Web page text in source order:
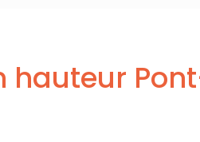
hauteur